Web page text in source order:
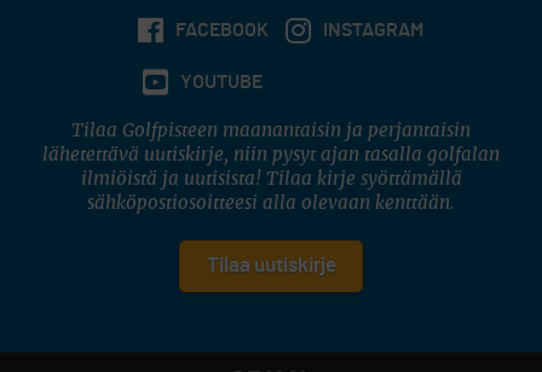
FACEBOOK INSTAGRAM
YOUTUBE
Tilaa Golfpisteen maanantaisin ja perjantaisin
lähetettävä uutiskirje, niin pysyt ajan tasalla golfalan
ilmiöistä ja uutisista! Tilaa kirje syöttämällä
sähköpostiosoitteesi alla olevaan kenttään.
Tilaa uutiskirje